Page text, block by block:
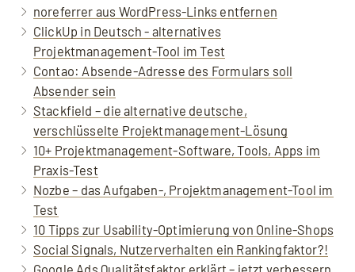
noreferrer aus WordPress-Links entfernen
ClickUp in Deutsch - alternatives
Projektmanagement-Tool im Test
Contao: Absende-Adresse des Formulars soll
Absender sein
Stackfield – die alternative deutsche,
verschlüsselte Projektmanagement-Lösung
10+ Projektmanagement-Software, Tools, Apps im
Praxis-Test
Nozbe – das Aufgaben-, Projektmanagement-Tool im
Test
10 Tipps zur Usability-Optimierung von Online-Shops
Social Signals, Nutzerverhalten ein Rankingfaktor?!